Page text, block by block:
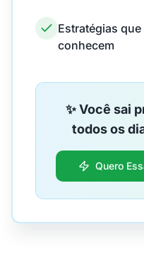
Estratégias
conhecem
✨ Você sai
todos os
Quero